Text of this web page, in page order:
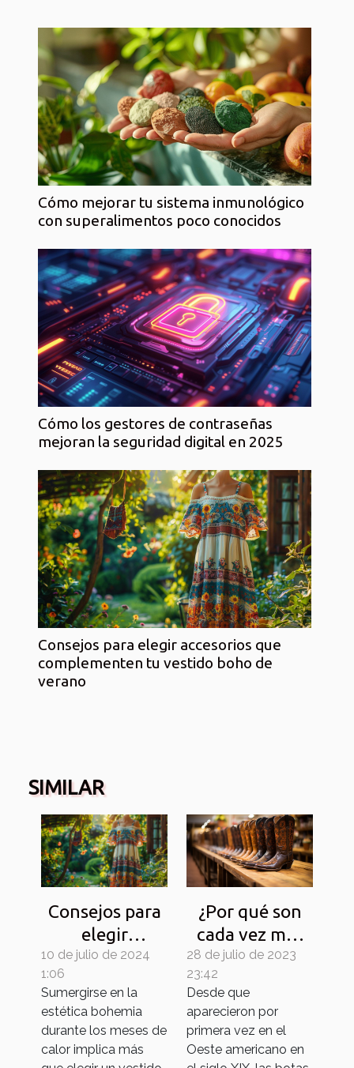
Cómo mejorar tu sistema inmunológico
con superalimentos poco conocidos
Cómo los gestores de contraseñas
mejoran la seguridad digital en 2025
Consejos para elegir accesorios que
complementen tu vestido boho de
verano
SIMILAR
Consejos para
elegir
accesorios que
complementen
tu vestido
boho de verano
10 de julio de 2024
1:06
Sumergirse en la
estética bohemia
durante los meses de
calor implica más
¿Por qué son
cada vez más
populares las
botas vaqueras
de mujer?
28 de julio de 2023
23:42
Desde que
aparecieron por
primera vez en el
Oeste americano en